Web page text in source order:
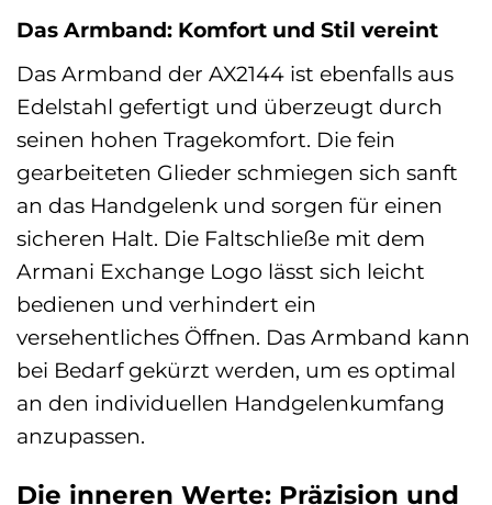
Das Armband: Komfort und Stil vereint
Das Armband der AX2144 ist ebenfalls aus
Edelstahl gefertigt und überzeugt durch
seinen hohen Tragekomfort. Die fein
gearbeiteten Glieder schmiegen sich sanft
an das Handgelenk und sorgen für einen
sicheren Halt. Die Faltschließe mit dem
Armani Exchange Logo lässt sich leicht
bedienen und verhindert ein
versehentliches Öffnen. Das Armband kann
bei Bedarf gekürzt werden, um es optimal
an den individuellen Handgelenkumfang
anzupassen.
Die inneren Werte: Präzision und